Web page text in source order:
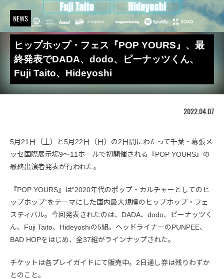
NEWS
ヒップホップ・フェス『POP YOURS』、最
終発表でDADA、dodo、ピーナッツくん、
Fuji Taito、Hideyoshi
2022.04.07
5月21日（土）と5月22日（日）の2日間にわたって千葉・幕張メ
ッセ国際展示場9〜11ホールで初開催される『POP YOURS』の
最終出演者発表が行われた。
『POP YOURS』は“2020年代のポップ・カルチャーとしてのヒ
ップホップ”をテーマにした国内最大規模のヒップホップ・フェ
スティバル。今回発表されたのは、DADA、dodo、ピーナッツく
ん、Fuji Taito、Hideyoshiの5組。ヘッドライナーのPUNPEE、
BAD HOPをはじめ、全37組がラインナップされた。
チケットは各プレイガイドにて販売中。2日通し券は残りわずか
とのこと。